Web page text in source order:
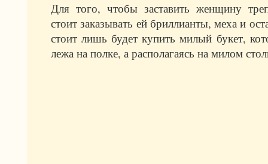
Для того, чтобы заставить женщину
стоит заказывать ей бриллианты, меха и
стоит лишь будет купить милый букет,
лежа на полке, а располагаясь на милом